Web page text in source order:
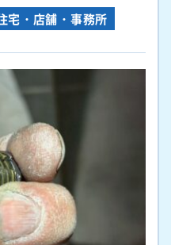
宅・店舗・事務所